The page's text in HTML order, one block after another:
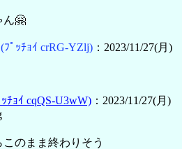
ん🤗
(ﾌﾟｯﾁｮｲ crRG-YZlj) ：2023/11/27(月)
ﾁｮｲ cqQS-U3wW) ：2023/11/27(月)
のまま終わりそう